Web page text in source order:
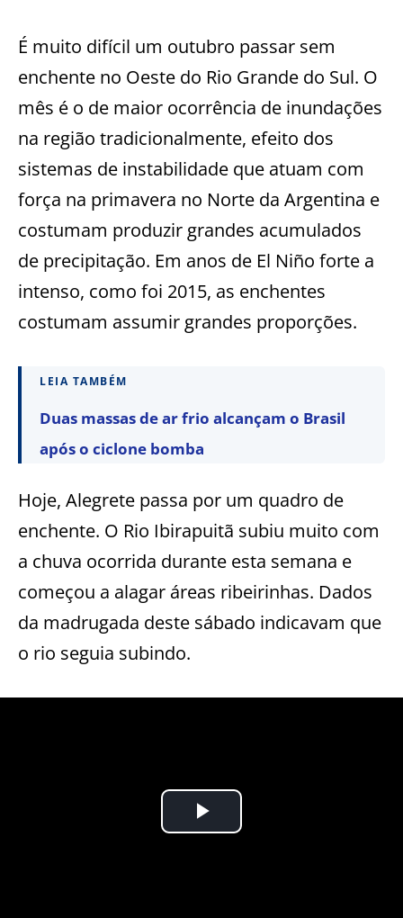
É muito difícil um outubro passar sem
enchente no Oeste do Rio Grande do Sul. O
mês é o de maior ocorrência de inundações
na região tradicionalmente, efeito dos
sistemas de instabilidade que atuam com
força na primavera no Norte da Argentina e
costumam produzir grandes acumulados
de precipitação. Em anos de El Niño forte a
intenso, como foi 2015, as enchentes
costumam assumir grandes proporções.
LEIA TAMBÉM
Duas massas de ar frio alcançam o Brasil
após o ciclone bomba
Hoje, Alegrete passa por um quadro de
enchente. O Rio Ibirapuitã subiu muito com
a chuva ocorrida durante esta semana e
começou a alagar áreas ribeirinhas. Dados
da madrugada deste sábado indicavam que
o rio seguia subindo.